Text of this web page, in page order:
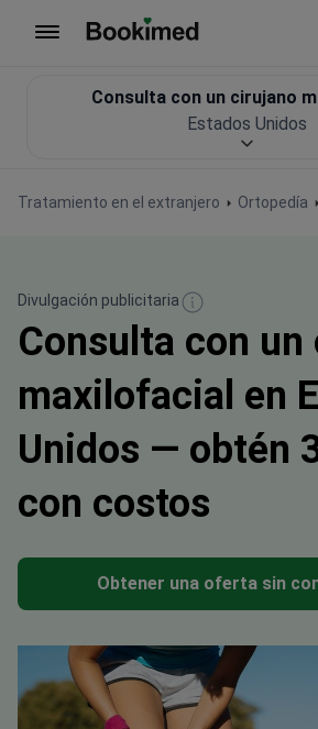
Tratamiento en el extranjero Ortopedía
Consulta con un cirujano
Estados Unidos
Divulgación publicitaria
Consulta con
maxilofacial en
Unidos — obtén
con costos
Obtener una oferta sin